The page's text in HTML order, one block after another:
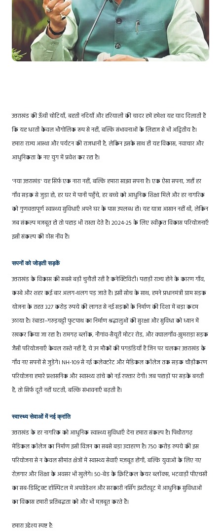
उत्तराखंड की ऊँची चोटियाँ, बहती नदियाँ और हरियाली की चादर हमें हमेशा यह याद दिलाती हैं
कि यह धरती केवल भौगोलिक रूप से नहीं, बल्कि संभावनाओं के लिहाज से भी अद्वितीय है।
हमारा राज्य आस्था और पर्यटन की राजधानी है, लेकिन इसके साथ ही यह विकास, नवाचार और
आधुनिकता के नए युग में प्रवेश कर रहा है।
'नया उत्तराखंड' यह सिर्फ़ एक नारा नहीं, बल्कि हमारा साझा सपना है। एक ऐसा सपना, जहाँ हर
गाँव सड़क से जुड़ा हो, हर घर में पानी पहुँचे, हर बच्चे को आधुनिक शिक्षा मिले और हर नागरिक
को गुणवत्तापूर्ण स्वास्थ्य सुविधाएँ अपने घर के पास उपलब्ध हों। यह यात्रा आसान नहीं थी, लेकिन
जब संकल्प मजबूत हो तो पहाड़ भी रास्ता देते हैं। 2024-25 के लिए स्वीकृत विकास परियोजनाएँ
इसी संकल्प की ठोस नींव हैं।
सपनों को जोड़ती सड़कें
उत्तराखंड के विकास की सबसे बड़ी चुनौती रही है कनेक्टिविटी। पहाड़ी राज्य होने के कारण गाँव,
कस्बे और शहर कई बार अलग-थलग पड़ जाते हैं। इसी सोच के साथ, हमने प्रधानमंत्री ग्राम सड़क
योजना के तहत 327 करोड़ रुपये की लागत से नई सड़कों के निर्माण की दिशा में बड़ा कदम
उठाया है। रंबाडा–गरुड़चट्टी फुटपाथ का निर्माण श्रद्धालुओं की सुरक्षा और सुविधा को ध्यान में
रखकर किया जा रहा है। रामगढ़ ब्लॉक, नौगांव-सैयूरी मोटर रोड, और क्वालगाँव-झुमराड़ा सड़क
जैसी परियोजनाएँ केवल रास्ते नहीं हैं, ये उन मौकों की पगडंडियाँ हैं जिन पर चलकर उत्तराखंड के
गाँव नए सपनों से जुड़ेंगे। NH-109 से नई कलेक्टरेट और मेडिकल कॉलेज तक सड़क चौड़ीकरण
परियोजना हमारे प्रशासनिक और स्वास्थ्य ढांचे को नई रफ़्तार देगी। जब पहाड़ों पर सड़कें बनती
हैं, तो सिर्फ़ दूरी नहीं घटती, बल्कि संभावनाएँ बढ़ती हैं।
स्वास्थ्य सेवाओं में नई क्रांति
उत्तराखंड के हर नागरिक को आधुनिक स्वास्थ्य सुविधाएँ देना हमारा संकल्प है। पिथौरागढ़
मेडिकल कॉलेज का निर्माण इसी विज़न का सबसे बड़ा उदाहरण है। 750 करोड़ रुपये की इस
परियोजना से न केवल सीमांत क्षेत्रों में स्वास्थ्य सेवाएँ मज़बूत होंगी, बल्कि युवाओं के लिए नए
रोज़गार और शिक्षा के अवसर भी खुलेंगे। 50-बेड के क्रिटिकल केयर ब्लॉक्स, भटवाड़ी पीएचसी
का सब-डिस्ट्रिक्ट हॉस्पिटल में अपग्रेडेशन और सरकारी नर्सिंग इंस्टीट्यूट में आधुनिक सुविधाओं
का विकास हमारी प्रतिबद्धता को और भी मज़बूत करते हैं।
हमारा उद्देश्य स्पष्ट है: